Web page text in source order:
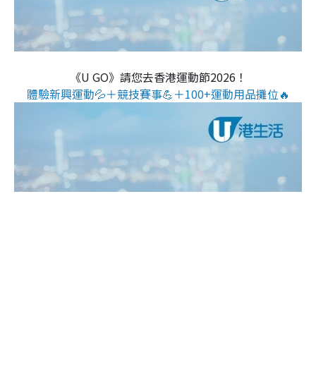
《U GO》請您去香港運動節2026！
體驗新興運動💦＋競技賽事💪＋100+運動用品攤位🔥